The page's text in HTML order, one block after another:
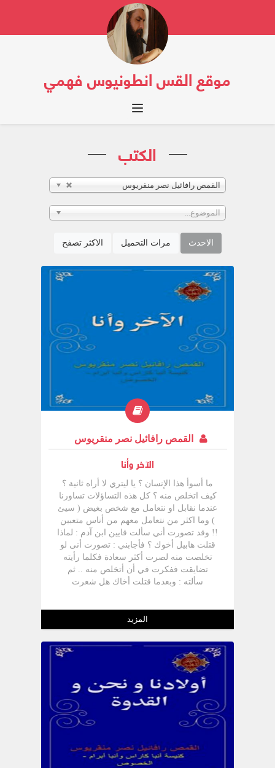
موقع القس انطونيوس فهمي
Toggle navigation
الكتب
القمص رافائيل نصر منقريوس
الموضوع...
الاحدث مرات التحميل الاكثر تصفح
القمص رافائيل نصر منقريوس
الآخر وأنا
ما أسوأ هذا الإنسان ؟ يا ليتري لا أراه ثانية ؟
كيف اتخلص منه ؟ كل هذه التساؤلات تساورنا
عندما نقابل او نتعامل مع شخص بغيض ( سيئ
) وما اكثر من نتعامل معهم من أناس متعبين
!! وقد تصورت أني سألت قايين ابن آدم : لماذا
قتلت هابيل أخوك ؟ فأجابني : تصورت أنى لو
تخلصت منه لصرت أكثر سعادة فكلما رأيته
تضايقت ففكرت في أن أتخلص منه .. ثم
سألته : وبعدما قتلت أخاك هل شعرت
أخاف من كل إنسان . اشعر بالقلق . ليتني
أموت . فسألته بتعجب : وهل تريد أن تتخلص
من نفسك أيضا ؟ فأجاب : نعم فأنا لم اعد
أطيق نفسي.اكره نفسي . . إذن فلقد قتل
قايين هابيل لأنه لم يستطع أن يقبله.وكان عدم
القبول ( أو الرفض ) هو الخطوة التالية لوجود
الاختلاف ثم كان القتل هو النهاية لعدم قبوله
لأخيه .
المزيد